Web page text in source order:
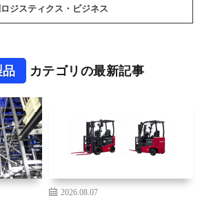
ジスティクス・ビジネス
カテゴリの最新記事
2026.08.07